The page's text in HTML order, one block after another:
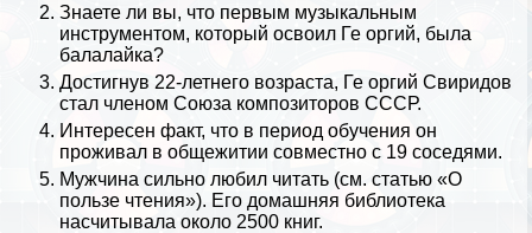
Знаете ли вы, что первым музыкальным
инструментом, который освоил Ге opгий, была
балалайка?
Достигнув 22-летнего возраста, Ге opгий Свиридов
стал члeном Союза композиторов СССР.
Интересен факт, что в период обучения он
проживал в общежитии совместно с 19 соседями.
Мужчина сильно любил читать (см. статью «О
пользе чтения»). Его домашняя библиотека
насчитывала около 2500 книг.